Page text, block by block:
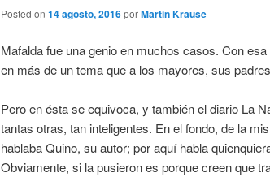
Posted on 14 agosto, 2016porMartin Krause
Mafalda fue una genio en muchos casos. Con
en más de un tema que a los mayores, sus
Pero en ésta se equivoca, y también el diario La
tantas otras, tan inteligentes. En el fondo, de la
hablaba Quino, su autor; por aquí habla
Obviamente, si la pusieron es porque creen que